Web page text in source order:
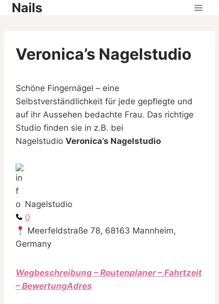
SkipNails
Veronica’s Nagelstudio
Schöne Fingernägel – eine
Selbstverständlichkeit für jede gepflegte und
auf ihr Aussehen bedachte Frau. Das richtige
Studio finden sie in z.B. bei
Nagelstudio Veronica’s Nagelstudio
Nagelstudio
0
Meerfeldstraße 78, 68163 Mannheim,
Germany
Wegbeschreibung – Routenplaner – Fahrtzeit
– BewertungAdres